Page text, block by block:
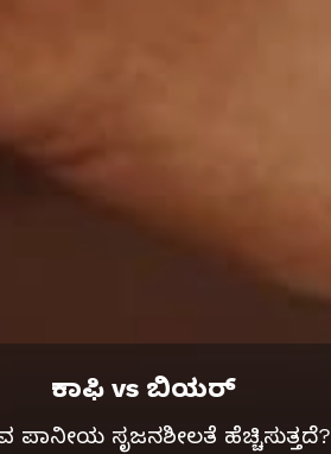
ಕಾಫಿ vs ಬಿಯರ್
ಪಾನೀಯ ಸೃಜನಶೀಲತೆ ಹೆಚ್ಚಿಸುತ್ತದೆ?